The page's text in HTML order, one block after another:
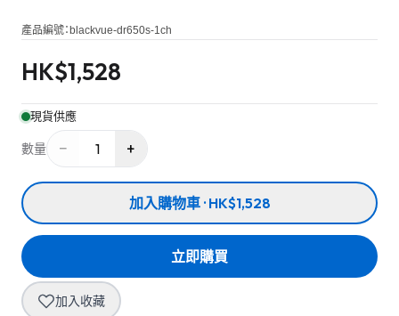
產品編號： blackvue-dr650s-1ch
HK$1,528
現貨供應
數量 − 1 +
加入購物車 · HK$1,528
立即購買
加入收藏